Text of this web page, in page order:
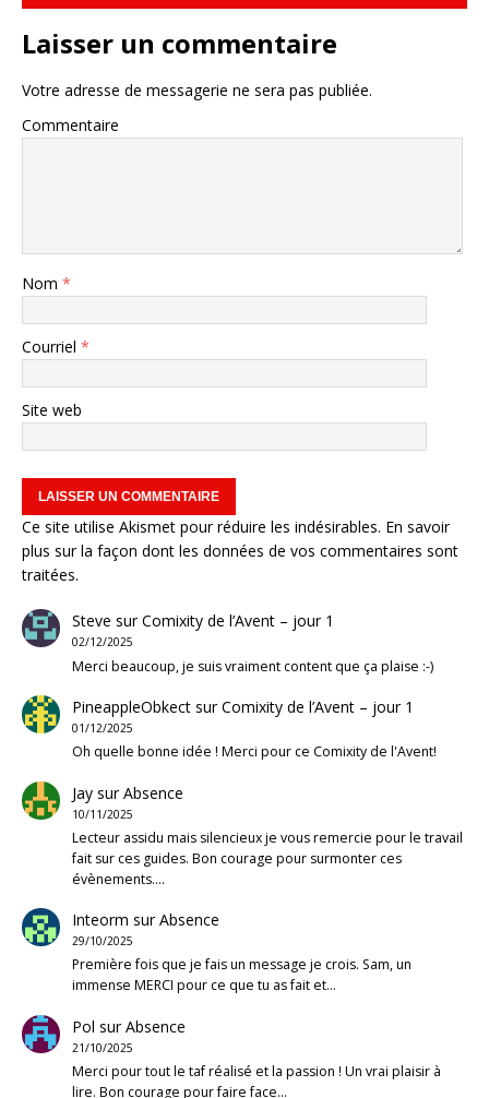
Laisser un commentaire
Votre adresse de messagerie ne sera pas publiée.
Commentaire
Nom *
Courriel *
Site web
Ce site utilise Akismet pour réduire les indésirables. En savoir
plus sur la façon dont les données de vos commentaires sont
traitées.
Steve surComixity de l’Avent – jour 1
02/12/2025
Merci beaucoup, je suis vraiment content que ça plaise :-)
PineappleObkectsurComixity de l’Avent – jour 1
01/12/2025
Oh quelle bonne idée ! Merci pour ce Comixity de l'Avent!
JaysurAbsence
10/11/2025
Lecteur assidu mais silencieux je vous remercie pour le travail
fait sur ces guides. Bon courage pour surmonter ces
évènements.…
Inteorm surAbsence
29/10/2025
Première fois que je fais un message je crois. Sam, un
immense MERCI pour ce que tu as fait et…
Pol surAbsence
21/10/2025
Merci pour tout le taf réalisé et la passion ! Un vrai plaisir à
lire. Bon courage pour faire face…